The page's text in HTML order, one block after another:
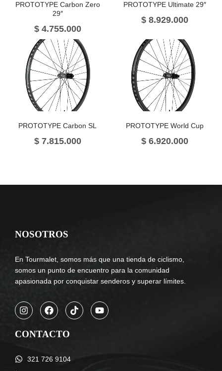
PROTOTYPE Carbon Zero
29″
$4.755.000
PROTOTYPE Ultimate 29″
$8.929.000
PROTOTYPE Carbon SL
$7.815.000
PROTOTYPE World Cup
$6.920.000
NOSOTROS
En Tourmalet, somos más que una tienda de ciclismo,
somos un punto de encuentro para la comunidad
apasionada por conquistar senderos y superar límites.
CONTACTO
321 726 9104